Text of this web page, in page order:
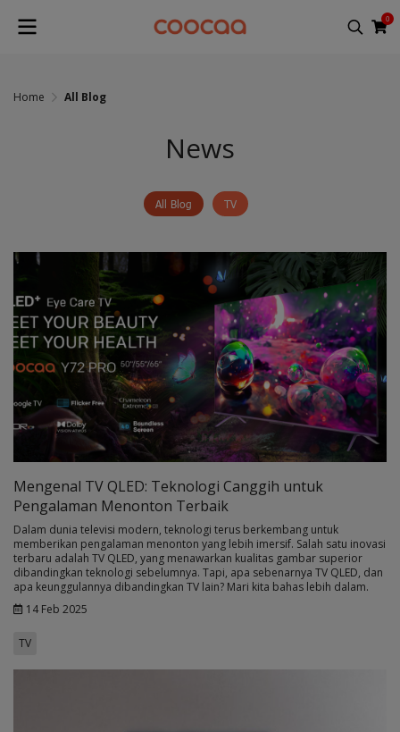
0
Home All Blog
News
All Blog TV
Mengenal TV QLED: Teknologi Canggih untuk
Pengalaman Menonton Terbaik
Dalam dunia televisi modern, teknologi terus berkembang untuk
memberikan pengalaman menonton yang lebih imersif. Salah satu inovasi
terbaru adalah TV QLED, yang menawarkan kualitas gambar superior
dibandingkan teknologi sebelumnya. Tapi, apa sebenarnya TV QLED, dan
apa keunggulannya dibandingkan TV lain? Mari kita bahas lebih dalam.
14 Feb 2025
TV